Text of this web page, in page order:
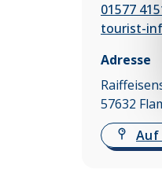
01577
tourist-
Adresse
57632
Auf